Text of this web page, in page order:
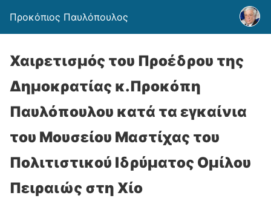
Προκόπιος Παυλόπουλος
Χαιρετισμός του Προέδρου της
Δημοκρατίας κ.Προκόπη
Παυλόπουλου κατά τα εγκαίνια
του Μουσείου Μαστίχας του
Πολιτιστικού Ιδρύματος Ομίλου
Πειραιώς στη Χίο